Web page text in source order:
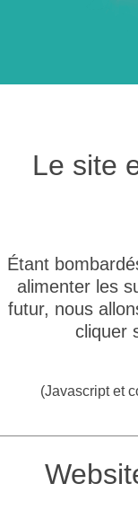
Le site
Étant
alimenter les
futur, nous
cliquer
(Javascript et